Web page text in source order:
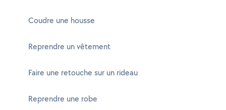
Coudre une housse
Reprendre un vêtement
Faire une retouche sur un rideau
Reprendre une robe